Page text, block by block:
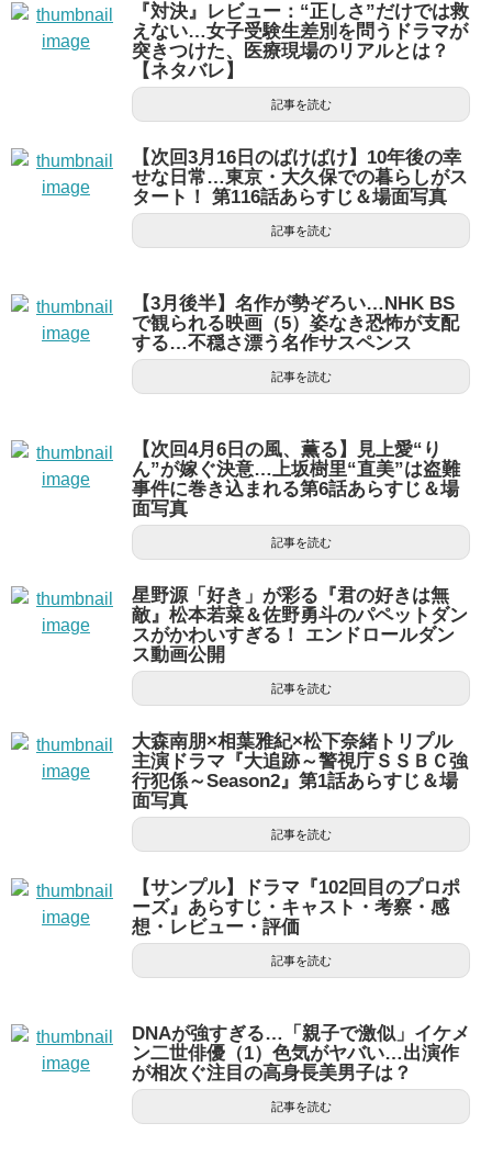
『対決』レビュー：“正しさ”だけでは救
えない…女子受験生差別を問うドラマが
突きつけた、医療現場のリアルとは？
【ネタバレ】
記事を読む
【次回3月16日のばけばけ】10年後の幸
せな日常…東京・大久保での暮らしがス
タート！ 第116話あらすじ＆場面写真
記事を読む
【3月後半】名作が勢ぞろい…NHK BS
で観られる映画（5）姿なき恐怖が支配
する…不穏さ漂う名作サスペンス
記事を読む
【次回4月6日の風、薫る】見上愛“り
ん”が嫁ぐ決意…上坂樹里“直美”は盗難
事件に巻き込まれる第6話あらすじ＆場
面写真
記事を読む
星野源「好き」が彩る『君の好きは無
敵』松本若菜＆佐野勇斗のパペットダン
スがかわいすぎる！ エンドロールダン
ス動画公開
記事を読む
大森南朋×相葉雅紀×松下奈緒トリプル
主演ドラマ『大追跡～警視庁ＳＳＢＣ強
行犯係～Season2』第1話あらすじ＆場
面写真
記事を読む
【サンプル】ドラマ『102回目のプロポ
ーズ』あらすじ・キャスト・考察・感
想・レビュー・評価
記事を読む
DNAが強すぎる…「親子で激似」イケメ
ン二世俳優（1）色気がヤバい…出演作
が相次ぐ注目の高身長美男子は？
記事を読む